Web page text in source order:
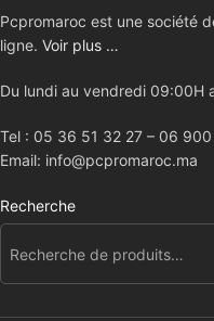
Pcpromaroc est une société
ligne. Voir plus …
Du lundi au vendredi 09:00H
Tel : 05 36 51 32 27 – 06 900
Email: info@pcpromaroc.ma
Recherche